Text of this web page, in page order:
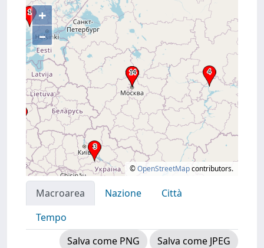
+
–
©OpenStreetMapcontributors.
Macroarea Nazione
Città
Tempo
Salva come PNG
Salva come JPEG